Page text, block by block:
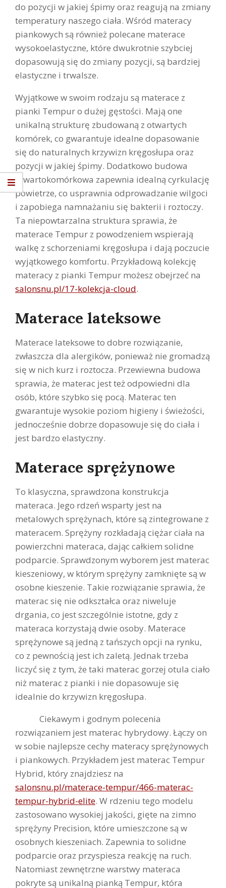
do pozycji w jakiej śpimy oraz reagują na zmiany
temperatury naszego ciała. Wśród materacy
piankowych są również polecane materace
wysokoelastyczne, które dwukrotnie szybciej
dopasowują się do zmiany pozycji, są bardziej
elastyczne i trwalsze.
Wyjątkowe w swoim rodzaju są materace z
pianki Tempur o dużej gęstości. Mają one
unikalną strukturę zbudowaną z otwartych
komórek, co gwarantuje idealne dopasowanie
się do naturalnych krzywizn kręgosłupa oraz
pozycji w jakiej śpimy. Dodatkowo budowa
otwartokomórkowa zapewnia idealną cyrkulację
powietrze, co usprawnia odprowadzanie wilgoci
i zapobiega namnażaniu się bakterii i roztoczy.
Ta niepowtarzalna struktura sprawia, że
materace Tempur z powodzeniem wspierają
walkę z schorzeniami kręgosłupa i dają poczucie
wyjątkowego komfortu. Przykładową kolekcję
materacy z pianki Tempur możesz obejrzeć na
salonsnu.pl/17-kolekcja-cloud.
Materace lateksowe
Materace lateksowe to dobre rozwiązanie,
zwłaszcza dla alergików, ponieważ nie gromadzą
się w nich kurz i roztocza. Przewiewna budowa
sprawia, że materac jest też odpowiedni dla
osób, które szybko się pocą. Materac ten
gwarantuje wysokie poziom higieny i świeżości,
jednocześnie dobrze dopasowuje się do ciała i
jest bardzo elastyczny.
Materace sprężynowe
To klasyczna, sprawdzona konstrukcja
materaca. Jego rdzeń wsparty jest na
metalowych sprężynach, które są zintegrowane z
materacem. Sprężyny rozkładają ciężar ciała na
powierzchni materaca, dając całkiem solidne
podparcie. Sprawdzonym wyborem jest materac
kieszeniowy, w którym sprężyny zamknięte są w
osobne kieszenie. Takie rozwiązanie sprawia, że
materac się nie odkształca oraz niweluje
drgania, co jest szczególnie istotne, gdy z
materaca korzystają dwie osoby. Materace
sprężynowe są jedną z tańszych opcji na rynku,
co z pewnością jest ich zaletą. Jednak trzeba
liczyć się z tym, że taki materac gorzej otula ciało
niż materac z pianki i nie dopasowuje się
idealnie do krzywizn kręgosłupa.
Ciekawym i godnym polecenia
rozwiązaniem jest materac hybrydowy. Łączy on
w sobie najlepsze cechy materacy sprężynowych
i piankowych. Przykładem jest materac Tempur
Hybrid, który znajdziesz na
salonsnu.pl/materace-tempur/466-materac-
tempur-hybrid-elite. W rdzeniu tego modelu
zastosowano wysokiej jakości, gięte na zimno
sprężyny Precision, które umieszczone są w
osobnych kieszeniach. Zapewnia to solidne
podparcie oraz przyspiesza reakcję na ruch.
Natomiast zewnętrzne warstwy materaca
pokryte są unikalną pianką Tempur, która